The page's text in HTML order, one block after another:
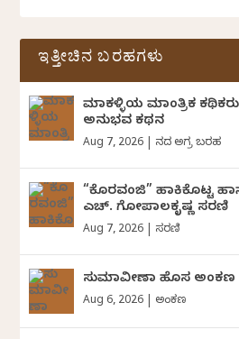
ಇತ್ತೀಚಿನ ಬರಹಗಳು
ಮಾಕಳ್ಳಿಯ ಮಾಂತ್ರಿಕ
ಅನುಭವ ಕಥನ
Aug 7, 2026 ದಿನದ ಅಗ್ರ ಬರಹ
“ಕೊರವಂಜಿ” ಹಾಕಿಕೊಟ್ಟ
ಎಚ್. ಗೋಪಾಲಕೃಷ್ಣ ಸರಣಿ
Aug 7, 2026 ಸರಣಿ
ಸುಮಾವೀಣಾ ಹೊಸ ಅಂಕಣ
Aug 6, 2026 ಅಂಕಣ